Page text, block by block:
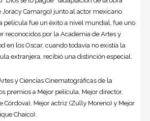
Camargo) junto al actor mexicano
película fue un éxito a nivel mundial, fue uno
reconocidos por la Academia de Artes y
en los Oscar, cuando todavía no existía la
extranjera, recibió una distinción especial.
y Ciencias Cinematográficas de la
premios a Mejor película, Mejor director,
Córdova), Mejor actriz (Zully Moreno) y Mejor
Chaico).